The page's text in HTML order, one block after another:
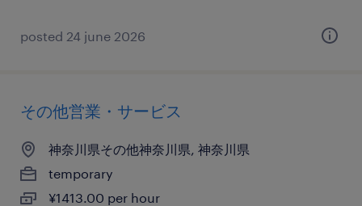
posted 24 june 2026
その他営業・サービス
神奈川県その他神奈川県, 神奈川県
temporary
¥1413.00 per hour